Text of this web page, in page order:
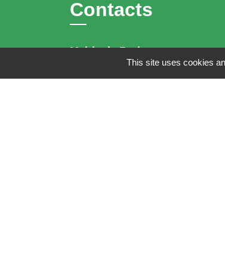
Contacts
Mairie de Brains
2 place de la Mairie
44830 Brains - FRANCE
This site uses cookies